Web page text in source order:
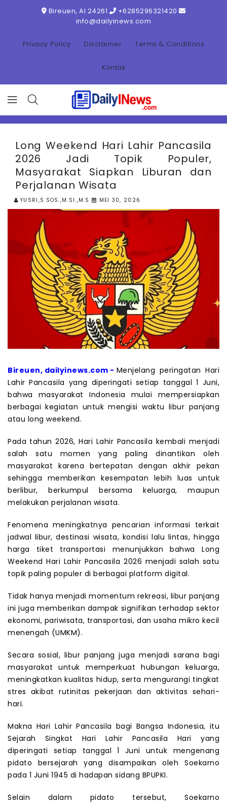
Bireuen, AI 24261
+6285296321420
info@dailyinews.com
Privacy Policy Disclaimer Terms & Conditions
Kontak
Long Weekend Hari Lahir Pancasila
2026 Jadi Topik Populer,
Masyarakat Siapkan Liburan dan
Perjalanan Wisata
YUSRI,S.SOS.,M.SI.,M.S MEI 30, 2026
Bireuen, dailyinews.com - Menjelang peringatan Hari
Lahir Pancasila yang diperingati setiap tanggal 1 Juni,
bahwa masyarakat Indonesia mulai mempersiapkan
berbagai kegiatan untuk mengisi waktu libur panjang
atau long weekend.
Pada tahun 2026, Hari Lahir Pancasila kembali menjadi
salah satu momen yang paling dinantikan oleh
masyarakat karena bertepatan dengan akhir pekan
sehingga memberikan kesempatan lebih luas untuk
berlibur, berkumpul bersama keluarga, maupun
melakukan perjalanan wisata.
Fenomena meningkatnya pencarian informasi terkait
jadwal libur, destinasi wisata, kondisi lalu lintas, hingga
harga tiket transportasi menunjukkan bahwa Long
Weekend Hari Lahir Pancasila 2026 menjadi salah satu
topik paling populer di berbagai platform digital.
Tidak hanya menjadi momentum rekreasi, libur panjang
ini juga memberikan dampak signifikan terhadap sektor
ekonomi, pariwisata, transportasi, dan usaha mikro kecil
menengah (UMKM).
Secara sosial, libur panjang juga menjadi sarana bagi
masyarakat untuk memperkuat hubungan keluarga,
meningkatkan kualitas hidup, serta mengurangi tingkat
stres akibat rutinitas pekerjaan dan aktivitas sehari-
hari.
Makna Hari Lahir Pancasila bagi Bangsa Indonesia, itu
Sejarah Singkat Hari Lahir Pancasila Hari yang
diperingati setiap tanggal 1 Juni untuk mengenang
pidato bersejarah yang disampaikan oleh Soekarno
pada 1 Juni 1945 di hadapan sidang BPUPKI.
Selain dalam pidato tersebut, Soekarno